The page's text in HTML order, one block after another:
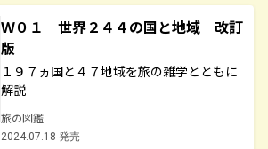
Ｗ０１ 世界２４４の国と地域 改訂
版
１９７ヵ国と４７地域を旅の雑学とともに
解説
旅の図鑑
2024.07.18 発売